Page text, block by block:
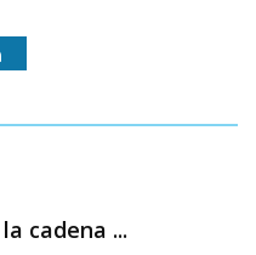
cadena ...